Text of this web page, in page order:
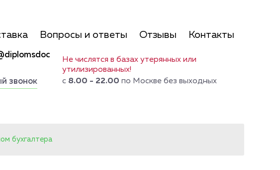
Вопросы и ответы Отзывы Контакты
звонок
Не числятся в базах утерянных или
утилизированных!
с 8.00 - 22.00 по Москве без выходных
бухгалтера